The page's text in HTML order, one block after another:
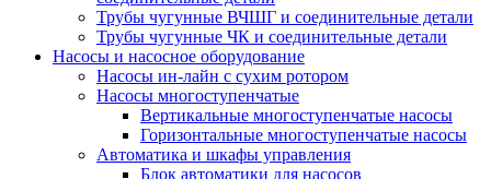
Трубы чугунные ВЧШГ и соединительные детали
Трубы чугунные ЧК и соединительные детали
Насосы и насосное оборудование
Насосы ин-лайн с сухим ротором
Насосы многоступенчатые
Вертикальные многоступенчатые насосы
Горизонтальные многоступенчатые насосы
Автоматика и шкафы управления
Блок автоматики для насосов